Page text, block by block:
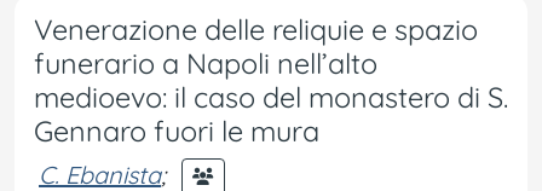
Venerazione delle reliquie e spazio
funerario a Napoli nell’alto
medioevo: il caso del monastero di S.
Gennaro fuori le mura
C. Ebanista;